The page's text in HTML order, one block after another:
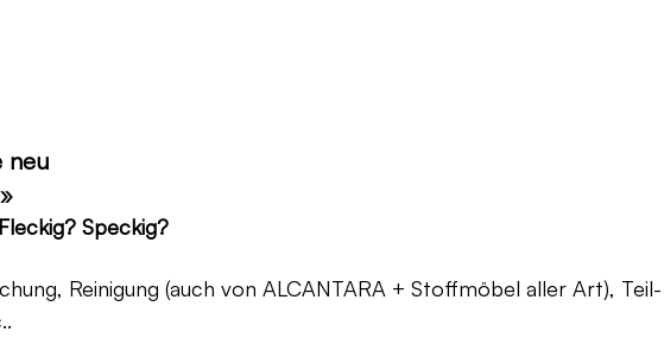
neu
Speckig?
Reinigung (auch von ALCANTARA + Stoffmöbel aller Art),